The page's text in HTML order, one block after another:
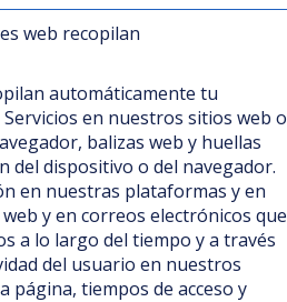
web recopilan
automáticamente tu
en nuestros sitios web o
balizas web y huellas
del dispositivo o del navegador.
en nuestras plataformas y en
y en correos electrónicos que
a lo largo del tiempo y a través
del usuario en nuestros
página, tiempos de acceso y